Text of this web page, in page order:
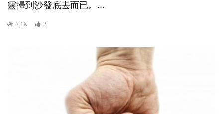
靈掃到沙發底去而已。...
7.1K 2